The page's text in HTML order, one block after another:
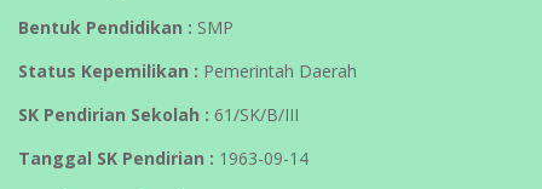
Bentuk Pendidikan : SMP
Status Kepemilikan : Pemerintah Daerah
SK Pendirian Sekolah : 61/SK/B/III
Tanggal SK Pendirian : 1963-09-14